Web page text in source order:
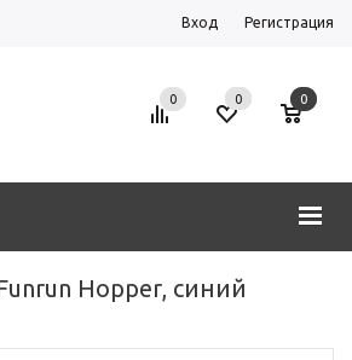
Вход Регистрация
0 0 0
Hopper, синий